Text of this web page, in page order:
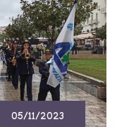
05/11/2023